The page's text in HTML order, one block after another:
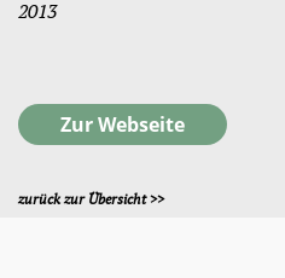
2013
Zur Webseite
zurück zur Übersicht >>